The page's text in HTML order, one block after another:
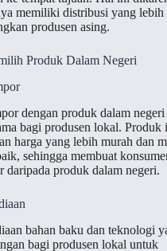
memiliki distribusi yang lebih
produsen asing.
Produk Dalam Negeri
dengan produk dalam negeri
bagi produsen lokal. Produk
harga yang lebih murah dan
sehingga membuat
produk dalam negeri.
bahan baku dan teknologi
bagi produsen lokal untuk